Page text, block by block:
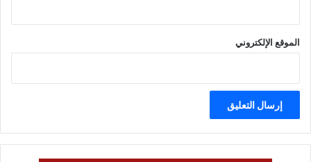
الموقع الإلكتروني